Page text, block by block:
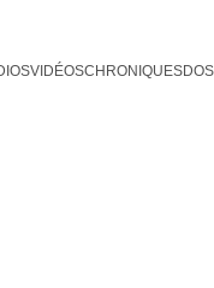
VIDÉOSCHRONIQUES